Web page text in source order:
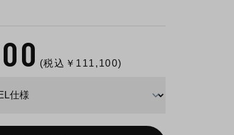
(税込￥ 111,100)